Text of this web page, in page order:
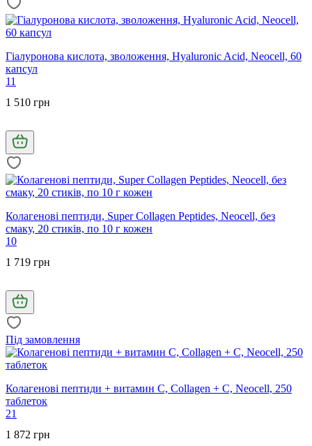
Гіалуронова кислота, зволоження, Hyaluronic Acid, Neocell, 60
капсул
11
1 510 грн
Колагенові пептиди, Super Collagen Peptides, Neocell, без
смаку, 20 стиків, по 10 г кожен
10
1 719 грн
Під замовлення
Колагенові пептиди + витамин C, Collagen + C, Neocell, 250
таблеток
21
1 872 грн